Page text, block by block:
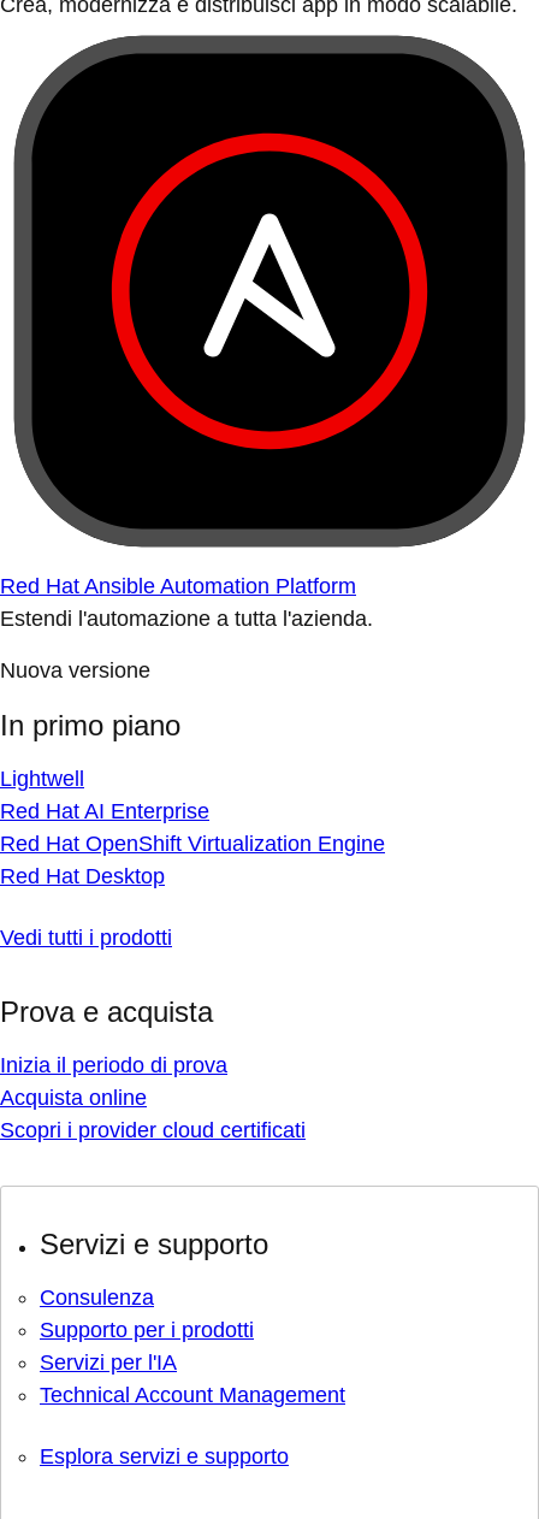
Crea, modernizza e distribuisci app in modo scalabile.
Red Hat Ansible Automation Platform
Estendi l'automazione a tutta l'azienda.
Nuova versione
In primo piano
Lightwell
Red Hat AI Enterprise
Red Hat OpenShift Virtualization Engine
Red Hat Desktop
Vedi tutti i prodotti
Prova e acquista
Inizia il periodo di prova
Acquista online
Scopri i provider cloud certificati
Servizi e supporto
Consulenza
Supporto per i prodotti
Servizi per l'IA
Technical Account Management
Esplora servizi e supporto